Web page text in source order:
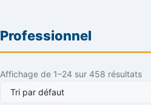
Professionnel
Affichage de 1–24 sur 458 résultats